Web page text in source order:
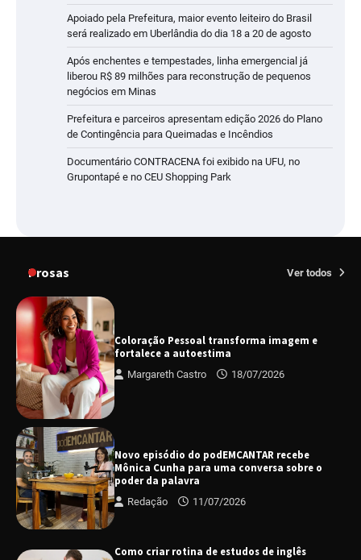
Apoiado pela Prefeitura, maior evento leiteiro do Brasil
será realizado em Uberlândia do dia 18 a 20 de agosto
Após enchentes e tempestades, linha emergencial já
liberou R$ 89 milhões para reconstrução de pequenos
negócios em Minas
Prefeitura e parceiros apresentam edição 2026 do Plano
de Contingência para Queimadas e Incêndios
Documentário CONTRACENA foi exibido na UFU, no
Grupontapé e no CEU Shopping Park
Prosas Ver todos
Coloração Pessoal transforma imagem e
fortalece a autoestima
Margareth Castro 18/07/2026
Novo episódio do podEMCANTAR recebe
Mônica Cunha para uma conversa sobre o
poder da palavra
Redação 11/07/2026
Como criar rotina de estudos de inglês